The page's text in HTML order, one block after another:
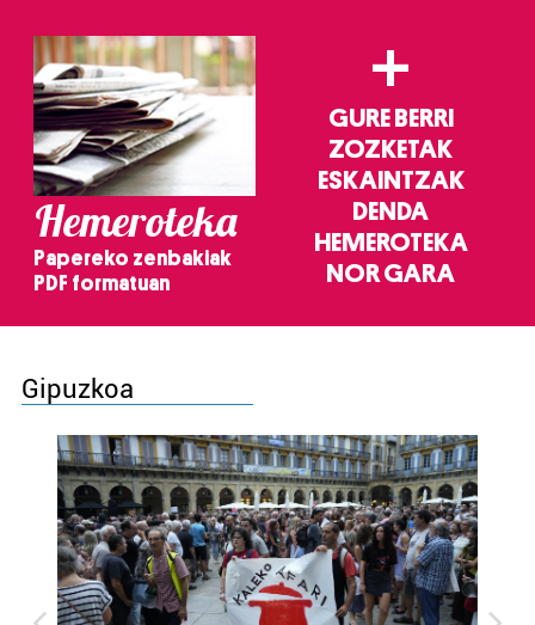
Hemeroteka
Papereko zenbakiak
PDF formatuan
+
GURE BERRI
ZOZKETAK
ESKAINTZAK
DENDA
HEMEROTEKA
NOR GARA
Gipuzkoa